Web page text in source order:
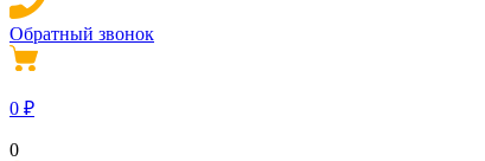
Обратный звонок
0 ₽
0